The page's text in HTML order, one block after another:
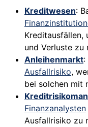
Kreditwesen:
Kreditausfällen,
und Verluste zu
Anleihenmarkt:
Ausfallrisiko,
bei solchen mit
Finanzanalysten
Ausfallrisiko zu